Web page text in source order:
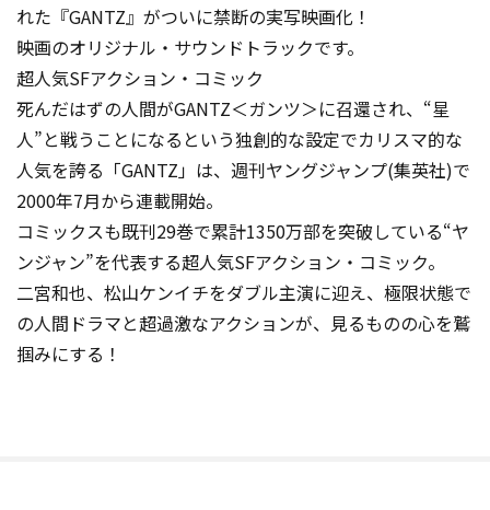
れた『GANTZ』がついに禁断の実写映画化！
映画のオリジナル・サウンドトラックです。
超人気SFアクション・コミック
死んだはずの人間がGANTZ＜ガンツ＞に召還され、“星
人”と戦うことになるという独創的な設定でカリスマ的な
人気を誇る「GANTZ」は、週刊ヤングジャンプ(集英社)で
2000年7月から連載開始。
コミックスも既刊29巻で累計1350万部を突破している“ヤ
ンジャン”を代表する超人気SFアクション・コミック。
二宮和也、松山ケンイチをダブル主演に迎え、極限状態で
の人間ドラマと超過激なアクションが、見るものの心を鷲
掴みにする！